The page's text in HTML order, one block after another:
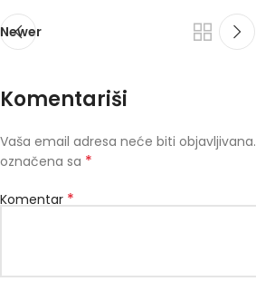
Newer
Komentariši
Vaša email adresa neće biti objavljivana.
označena sa *
Komentar *